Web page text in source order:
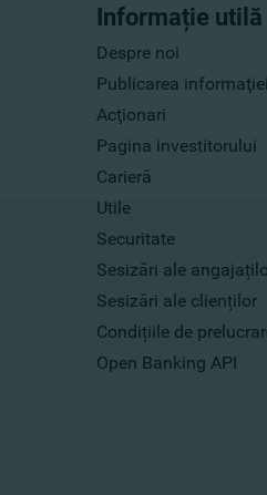
Informație utilă
Despre noi
Publicarea informaţiei
Acţionari
Pagina investitorului
Carieră
Utile
Securitate
Sesizări ale
Sesizări ale clienților
Condițiile de
Open Banking API